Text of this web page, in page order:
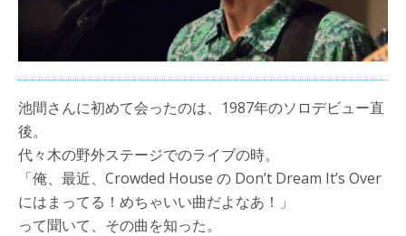
池間さんに初めて会ったのは、1987年のソロデビュー直
後。
代々木の野外ステージでのライブの時。
「俺、最近、Crowded House の Don’t Dream It’s Over
にはまってる！めちゃいい曲だよなあ！」
って聞いて、その曲を知った。